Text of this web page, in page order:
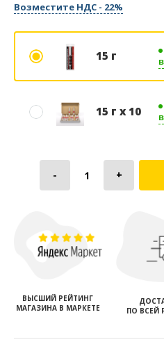
Возместите НДС - 22%
15 г
15 г х 10
ВЫСШИЙ РЕЙТИНГ
МАГАЗИНА В МАРКЕТЕ
ПО ВСЕЙ